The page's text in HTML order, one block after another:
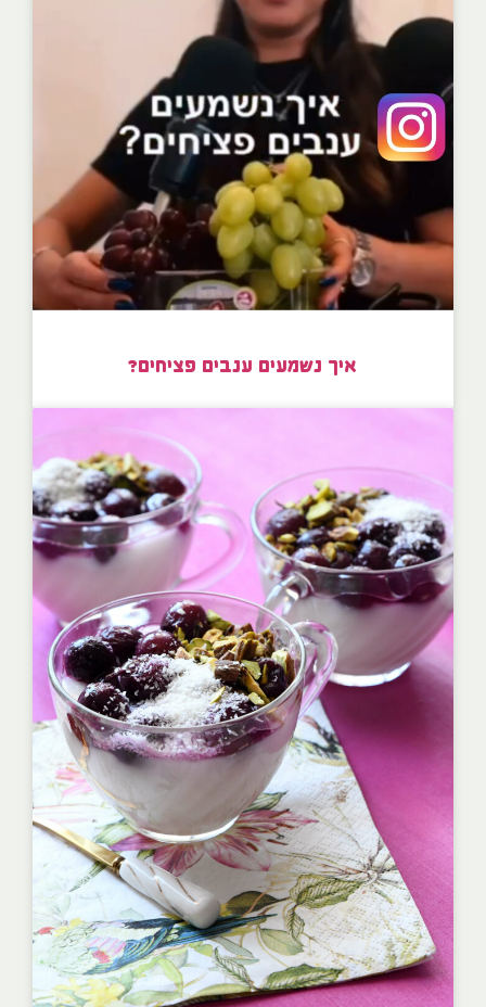
איך נשמעים ענבים פציחים?